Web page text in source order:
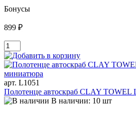
Бонусы
899 ₽
арт. L1051
Полотенце автоскраб CLAY TOWEL
В наличии: 10 шт